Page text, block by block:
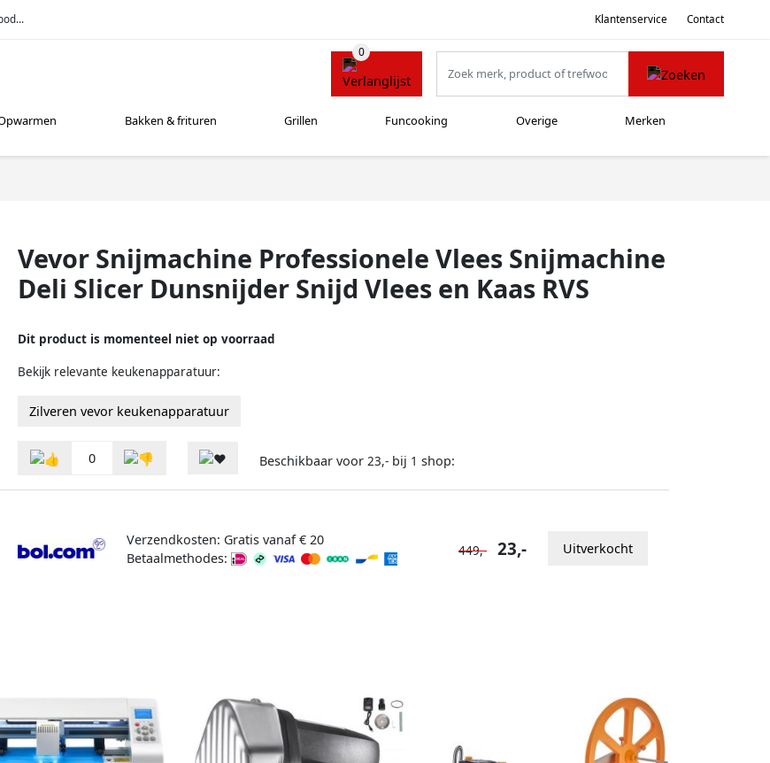
Klantenservice Contact
Bakken & frituren Grillen Funcooking Overige Merken
Vevor Snijmachine Professionele Vlees Snijmachine
Deli Slicer Dunsnijder Snijd Vlees en Kaas RVS
Dit product is momenteel niet op voorraad
Bekijk relevante keukenapparatuur:
Zilveren vevor keukenapparatuur
0 Beschikbaar voor 23,- bij 1 shop:
Verzendkosten: Gratis vanaf € 20
Betaalmethodes:
449,- 23,- Uitverkocht